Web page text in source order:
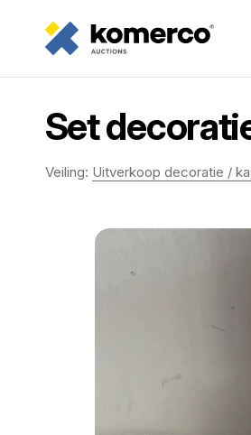
Set
Veiling: Uitverkoop decoratie /